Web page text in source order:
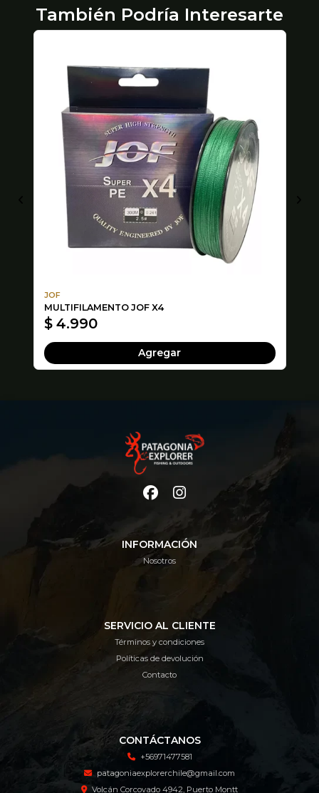
También Podría Interesarte
JOF
MULTIFILAMENTO JOF X4
$ 4.990
Agregar
INFORMACIÓN
Nosotros
SERVICIO AL CLIENTE
Términos y condiciones
Políticas de devolución
Contacto
CONTÁCTANOS
+56971477581
patagoniaexplorerchile@gmail.com
Volcán Corcovado 4942, Puerto Montt